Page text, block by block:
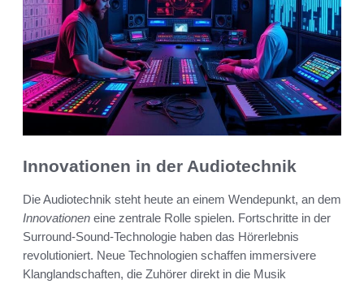
Innovationen in der Audiotechnik
Die Audiotechnik steht heute an einem Wendepunkt, an dem
Innovationen eine zentrale Rolle spielen. Fortschritte in der
Surround-Sound-Technologie haben das Hörerlebnis
revolutioniert. Neue Technologien schaffen immersivere
Klanglandschaften, die Zuhörer direkt in die Musik